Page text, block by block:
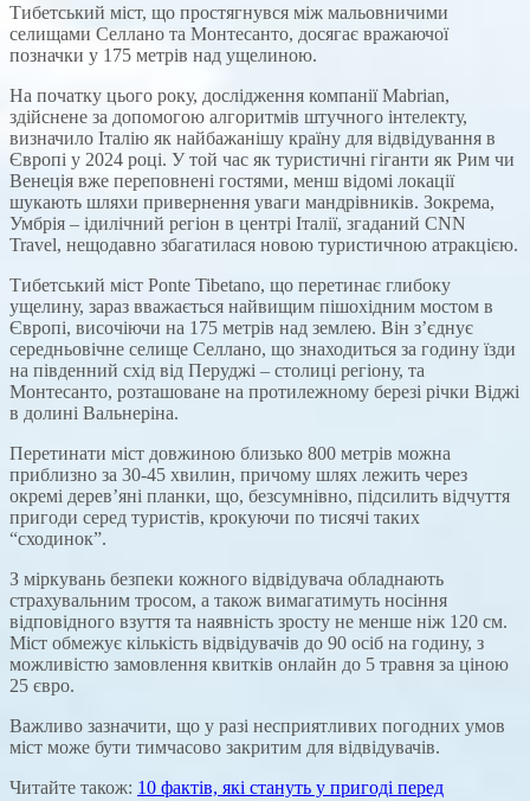
Тибетський міст, що простягнувся між мальовничими
селищами Селлано та Монтесанто, досягає вражаючої
позначки у 175 метрів над ущелиною.
На початку цього року, дослідження компанії Mabrian,
здійснене за допомогою алгоритмів штучного інтелекту,
визначило Італію як найбажанішу країну для відвідування в
Європі у 2024 році. У той час як туристичні гіганти як Рим чи
Венеція вже переповнені гостями, менш відомі локації
шукають шляхи привернення уваги мандрівників. Зокрема,
Умбрія – ідилічний регіон в центрі Італії, згаданий CNN
Travel, нещодавно збагатилася новою туристичною атракцією.
Тибетський міст Ponte Tibetano, що перетинає глибоку
ущелину, зараз вважається найвищим пішохідним мостом в
Європі, височіючи на 175 метрів над землею. Він з’єднує
середньовічне селище Селлано, що знаходиться за годину їзди
на південний схід від Перуджі – столиці регіону, та
Монтесанто, розташоване на протилежному березі річки Віджі
в долині Вальнеріна.
Перетинати міст довжиною близько 800 метрів можна
приблизно за 30-45 хвилин, причому шлях лежить через
окремі дерев’яні планки, що, безсумнівно, підсилить відчуття
пригоди серед туристів, крокуючи по тисячі таких
“сходинок”.
З міркувань безпеки кожного відвідувача обладнають
страхувальним тросом, а також вимагатимуть носіння
відповідного взуття та наявність зросту не менше ніж 120 см.
Міст обмежує кількість відвідувачів до 90 осіб на годину, з
можливістю замовлення квитків онлайн до 5 травня за ціною
25 євро.
Важливо зазначити, що у разі несприятливих погодних умов
міст може бути тимчасово закритим для відвідувачів.
Читайте також: 10 фактів, які стануть у пригоді перед